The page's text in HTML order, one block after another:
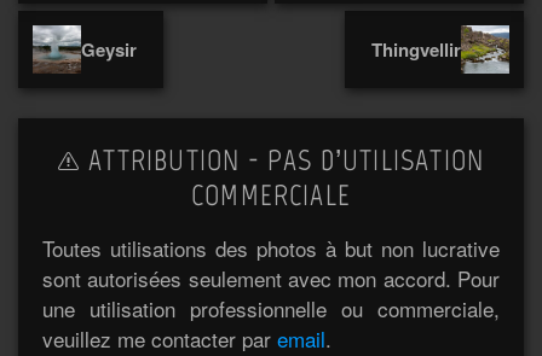
Geysir Thingvellir
ATTRIBUTION - PAS D’UTILISATION
COMMERCIALE
Toutes utilisations des photos à but non lucrative
sont autorisées seulement avec mon accord. Pour
une utilisation professionnelle ou commerciale,
veuillez me contacter par email.